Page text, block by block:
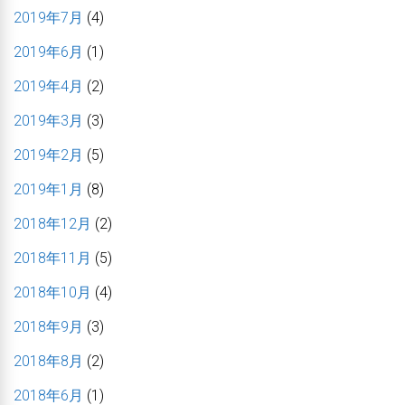
2019年7月 (4)
2019年6月 (1)
2019年4月 (2)
2019年3月 (3)
2019年2月 (5)
2019年1月 (8)
2018年12月 (2)
2018年11月 (5)
2018年10月 (4)
2018年9月 (3)
2018年8月 (2)
2018年6月 (1)